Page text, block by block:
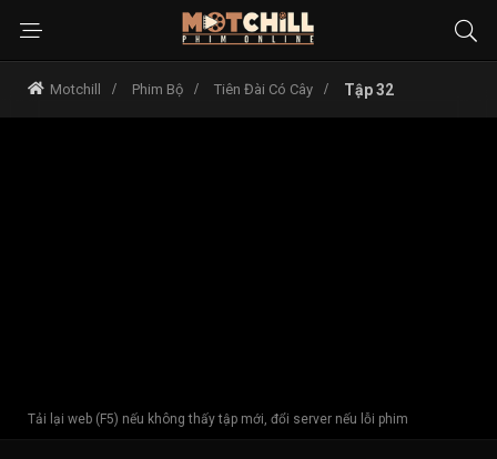
Motchill Phim Bộ Tiên Đài Có Cây Tập 32
Tải lại web (F5) nếu không thấy tập mới, đổi server nếu lỗi phim